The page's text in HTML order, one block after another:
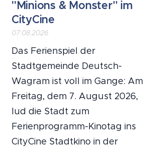
"Minions & Monster" im
CityCine
07.08.2026
Das Ferienspiel der
Stadtgemeinde Deutsch-
Wagram ist voll im Gange: Am
Freitag, dem 7. August 2026,
lud die Stadt zum
Ferienprogramm-Kinotag ins
CityCine Stadtkino in der